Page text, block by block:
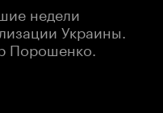
недели
Украины.
Порошенко.